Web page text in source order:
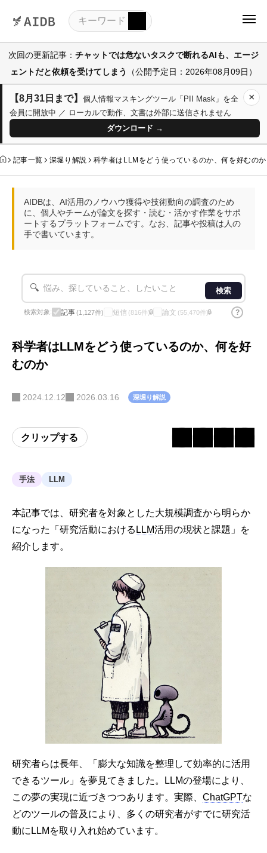
次回の更新記事： チャットでは危ないタスクで断れるAIも、エージ
ェントだと依頼を受けてしまう
（公開予定日：2026年08月09日）
【8月31日まで】 個人情報マスキングツール「PII Mask」を全
会員に開放中 ／ ローカルで動作、文書は外部に送信されません
ダウンロード →
×
記事一覧 深堀り解説 科学者はLLMをどう使っているのか、何を好むのか
AIDBは、AI活用のノウハウ獲得や技術動向の調査のため
に、個人やチームが論文を探す・読む・活かす作業をサポ
ートするプラットフォームです。なお、記事や投稿は人の
手で書いています。
🔍 検索
検索対象: 記事(1,127件) 短信 (816件)🔒 論文 (55,470件)🔒 ?
科学者はLLMをどう使っているのか、何を好
むのか
2024.12.12 2026.03.16 深堀り解説
クリップする
手法 LLM
本記事では、研究者を対象とした大規模調査から明らか
になった「研究活動における LLM活用の現状と課題」を
紹介します。
研究者らは長年、「膨大な知識を整理して効率的に活用
できるツール」を夢見てきました。LLMの登場により、
この夢の実現に近づきつつあります。実際、 ChatGPTな
どのツールの普及により、多くの研究者がすでに研究活
動にLLMを取り入れ始めています。